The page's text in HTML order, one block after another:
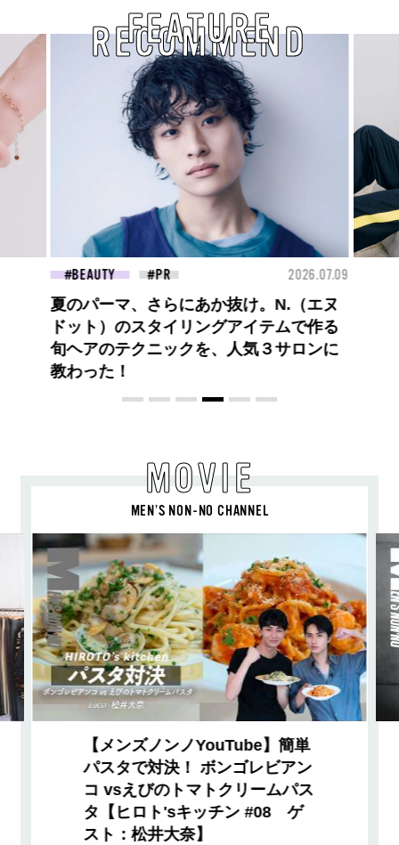
RECOMMEND
FEATURE
FASHION 2026.07.09
ロエベの新しい世界へようこそ。大胆な
コントラストとレイヤードの先に。装う
喜び、明るいスピリット
MOVIE
MEN’S NON-NO CHANNEL
【メンズノンノYouTube】簡単
パスタで対決！ ボンゴレビアン
コ vsえびのトマトクリームパス
タ【ヒロト'sキッチン #08 ゲ
スト：松井大奈】